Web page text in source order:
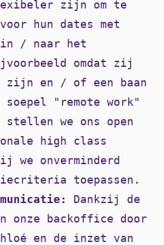
zijn om te
hun dates met
/ naar het
omdat zij
zijn en / of een baan
soepel "remote work"
stellen we ons open
high class
we onverminderd
toepassen.
Dankzij de
onze backoffice door
en de inzet van